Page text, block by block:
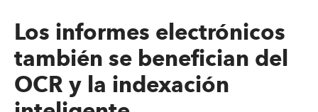
Los informes electrónicos
también se benefician del
OCR y la indexación